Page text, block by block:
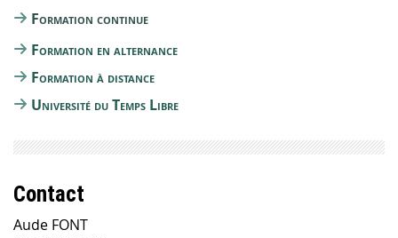
Formation continue
Formation en alternance
Formation à distance
Université du Temps Libre
Contact
Aude FONT